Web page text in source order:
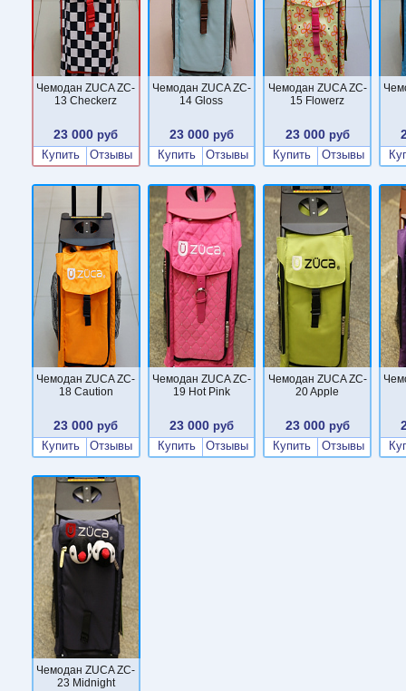
Чемодан ZUCA ZC-
13 Checkerz
23 000 руб
Купить
Отзывы
Чемодан ZUCA ZC-
14 Gloss
23 000 руб
Купить
Отзывы
Чемодан ZUCA ZC-
15 Flowerz
23 000руб
Купить
Отзывы
Чемодан ZUCA ZC-
18 Caution
23 000 руб
Купить
Отзывы
Чемодан ZUCA ZC-
19 Hot Pink
23 000 руб
Купить
Отзывы
Чемодан ZUCA ZC-
20 Apple
23 000руб
Купить
Отзывы
Чемодан ZUCA ZC-
23 Midnight